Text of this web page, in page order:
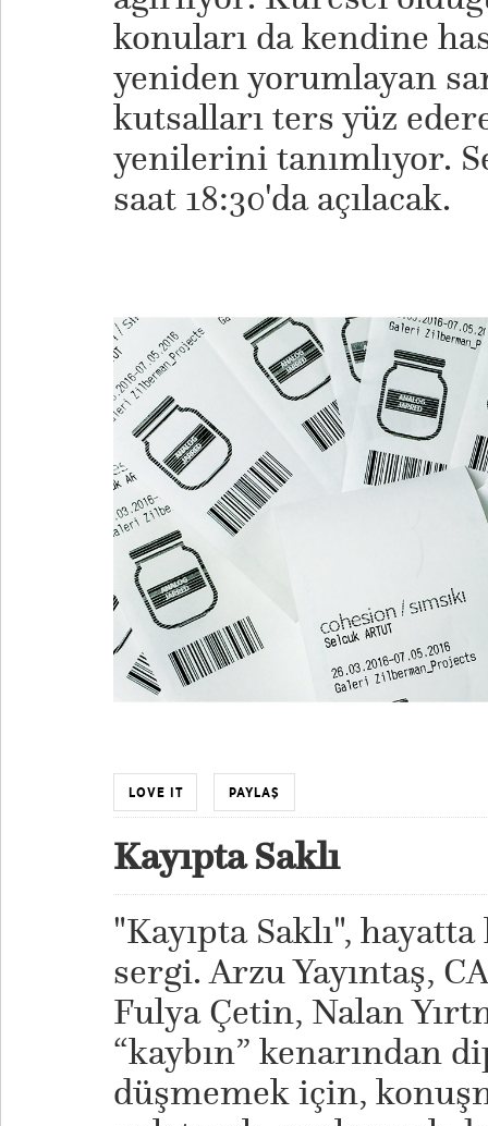
konuları da kendine
yeniden yorumlayan
kutsalları ters yüz
yenilerini tanımlıyor.
saat 18:30'da açılacak.
LOVE IT PAYLAŞ
Kayıpta Saklı
"Kayıpta Saklı",
sergi. Arzu Yayıntaş,
Fulya Çetin, Nalan
“kaybın” kenarından
düşmemek için,